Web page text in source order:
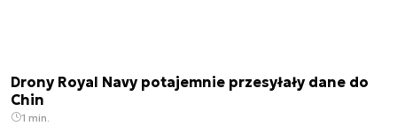
Drony Royal Navy potajemnie przesyłały dane do
Chin
1 min.